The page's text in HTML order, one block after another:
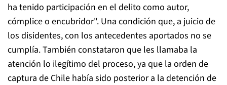
ha tenido participación en el delito como autor,
cómplice o encubridor". Una condición que, a juicio de
los disidentes, con los antecedentes aportados no se
cumplía. También constataron que les llamaba la
atención lo ilegítimo del proceso, ya que la orden de
captura de Chile había sido posterior a la detención de